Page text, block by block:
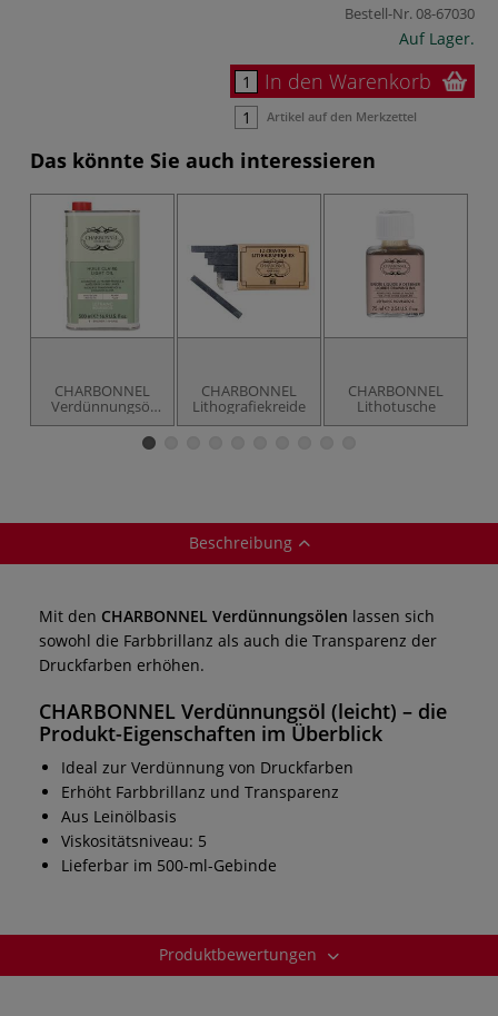
Bestell-Nr.08-67030
Auf Lager.
In den Warenkorb
Artikel auf den Merkzettel
Das könnte Sie auch interessieren
CHARBONNEL
Verdünnungsöl
(leicht)
CHARBONNEL
Lithografiekreide
CHARBONNEL
Lithotusche
Beschreibung
Mit den CHARBONNEL Verdünnungsölen lassen sich
sowohl die Farbbrillanz als auch die Transparenz der
Druckfarben erhöhen.
CHARBONNEL Verdünnungsöl (leicht) – die
Produkt-Eigenschaften im Überblick
Ideal zur Verdünnung von Druckfarben
Erhöht Farbbrillanz und Transparenz
Aus Leinölbasis
Viskositätsniveau: 5
Lieferbar im 500-ml-Gebinde
Produktbewertungen